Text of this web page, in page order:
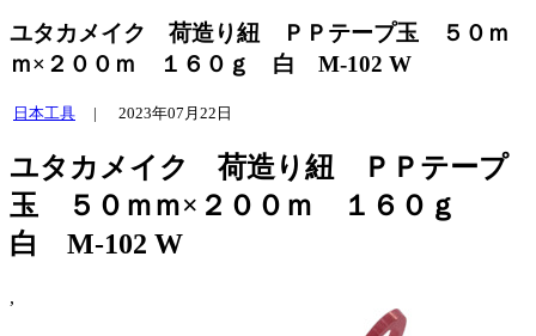
ユタカメイク 荷造り紐 ＰＰテープ玉 ５０ｍ
ｍ×２００ｍ １６０ｇ 白 M-102 W
日本工具 | 2023年07月22日
ユタカメイク 荷造り紐 ＰＰテープ
玉 ５０ｍｍ×２００ｍ １６０ｇ
白 M-102 W
,